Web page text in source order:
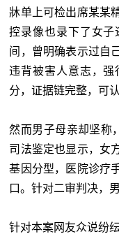
牀单上可检出席某某
控录像也录下了女子
间，曾明确表示过自
违背被害人意志，
分，证据链完整，可
然而男子母亲却坚称
司法鉴定也显示，女
基因分型，医院诊疗
口。针对二审判决，
针对本案网友众说纷